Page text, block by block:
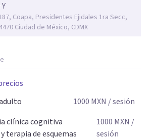
fortalecer su autoestima, establecer
mejorar sus relaciones y afrontar los
con mayor seguridad y equilibrio. Será
en este camino hacia una vida
y tranquilidad.
Coapa, Presidentes Ejidales 1ra Secc,
Ciudad de México, CDMX
1000 MXN / sesión
clínica cognitiva
terapia de esquemas
1000 MXN /
sesión